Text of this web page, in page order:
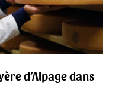
d’Alpage dans